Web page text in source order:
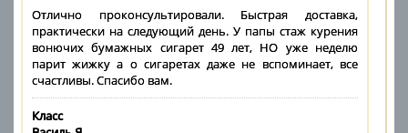
Отлично проконсультировали. Быстрая доставка,
практически на следующий день. У папы стаж курения
вонючих бумажных сигарет 49 лет, НО уже неделю
парит жижку а о сигаретах даже не вспоминает, все
счастливы. Спасибо вам.
Класс